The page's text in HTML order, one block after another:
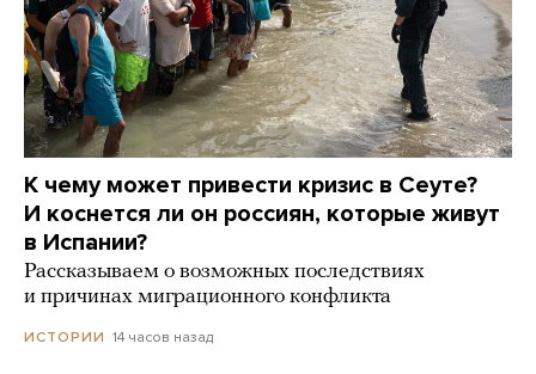
К чему может привести кризис в Сеуте?
И коснется ли он россиян, которые живут
в Испании?
Рассказываем о возможных последствиях
и причинах миграционного конфликта
ИСТОРИИ 14 часов назад